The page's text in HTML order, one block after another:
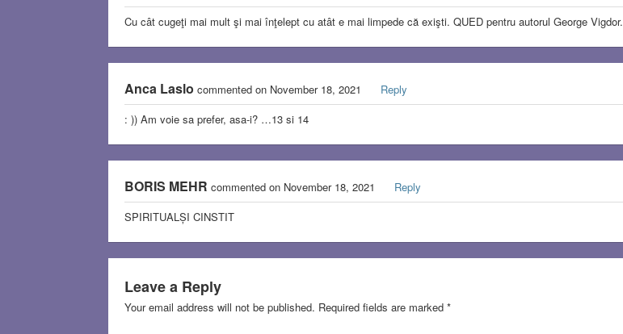
Cu cât cugeţi mai mult şi mai înţelept cu atât e mai limpede că exişti. QUED pentru autorul George Vigdor.
Anca Laslo commented on November 18, 2021
Reply
: )) Am voie sa prefer, asa-i? …13 si 14
BORIS MEHR commented on November 18, 2021
Reply
SPIRITUALȘI CINSTIT
Leave a Reply
Your email address will not be published. Required fields are marked*